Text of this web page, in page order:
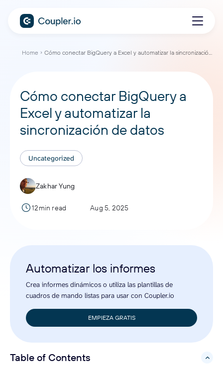
Home Cómo conectar BigQuery a Excel y automatizar la sincronización de datos
Cómo conectar BigQuery a
Excel y automatizar la
sincronización de datos
Uncategorized
Zakhar Yung
12min read Aug 5, 2025
Automatizar los informes
Crea informes dinámicos o utiliza las plantillas de
cuadros de mando listas para usar con Coupler.io
EMPIEZA GRATIS
Table of Contents
hide